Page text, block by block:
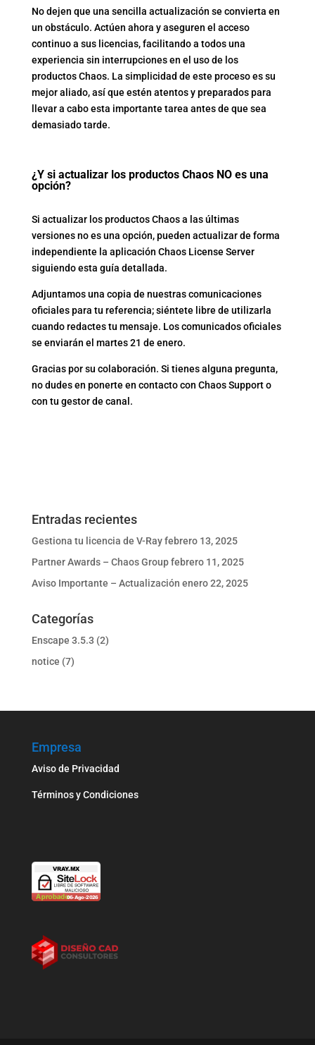
No dejen que una sencilla actualización se convierta en
un obstáculo. Actúen ahora y aseguren el acceso
continuo a sus licencias, facilitando a todos una
experiencia sin interrupciones en el uso de los
productos Chaos. La simplicidad de este proceso es su
mejor aliado, así que estén atentos y preparados para
llevar a cabo esta importante tarea antes de que sea
demasiado tarde.
¿Y si actualizar los productos Chaos NO es una
opción?
Si actualizar los productos Chaos a las últimas
versiones no es una opción, pueden actualizar de forma
independiente la aplicación Chaos License Server
siguiendo esta guía detallada.
Adjuntamos una copia de nuestras comunicaciones
oficiales para tu referencia; siéntete libre de utilizarla
cuando redactes tu mensaje. Los comunicados oficiales
se enviarán el martes 21 de enero.
Gracias por su colaboración. Si tienes alguna pregunta,
no dudes en ponerte en contacto con Chaos Support o
con tu gestor de canal.
Entradas recientes
Gestiona tu licencia de V-Ray febrero 13, 2025
Partner Awards – Chaos Group febrero 11, 2025
Aviso Importante – Actualización enero 22, 2025
Categorías
Enscape 3.5.3 (2)
notice (7)
Empresa
Aviso de Privacidad
Términos y Condiciones